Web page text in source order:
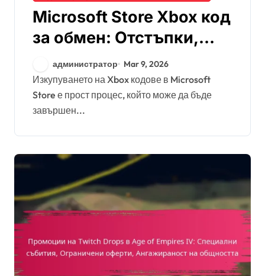
Microsoft Store Xbox код
за обмен: Отстъпки,
Специални промоции,
Ръководства за
потребителя
администратор Mar 9, 2026
Изкупуването на Xbox кодове в Microsoft
Store е прост процес, който може да бъде
завършен...